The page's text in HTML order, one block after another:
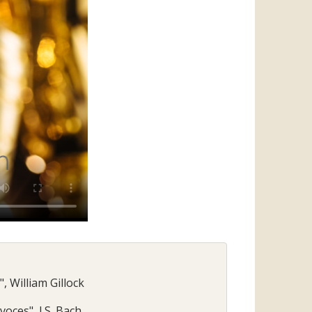
William Gillock